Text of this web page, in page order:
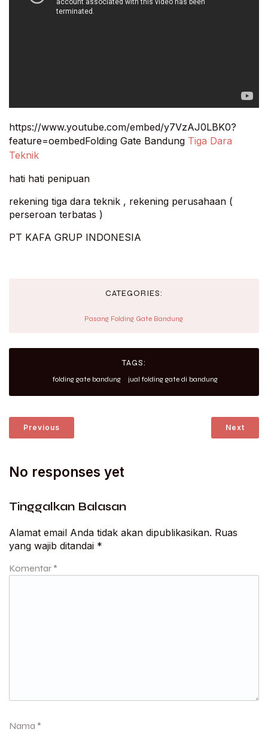
https://www.youtube.com/embed/y7VzAJ0LBK0?
feature=oembedFolding Gate Bandung Tiga Dara
Teknik
hati hati penipuan
rekening tiga dara teknik , rekening perusahaan (
perseroan terbatas )
PT KAFA GRUP INDONESIA
CATEGORIES:
Pasang Folding Gate Bandung
TAGS:
folding gate bandung jual folding gate di bandung
Previous Next
No responses yet
Tinggalkan Balasan
Alamat email Anda tidak akan dipublikasikan. Ruas
yang wajib ditandai *
Komentar *
Nama *